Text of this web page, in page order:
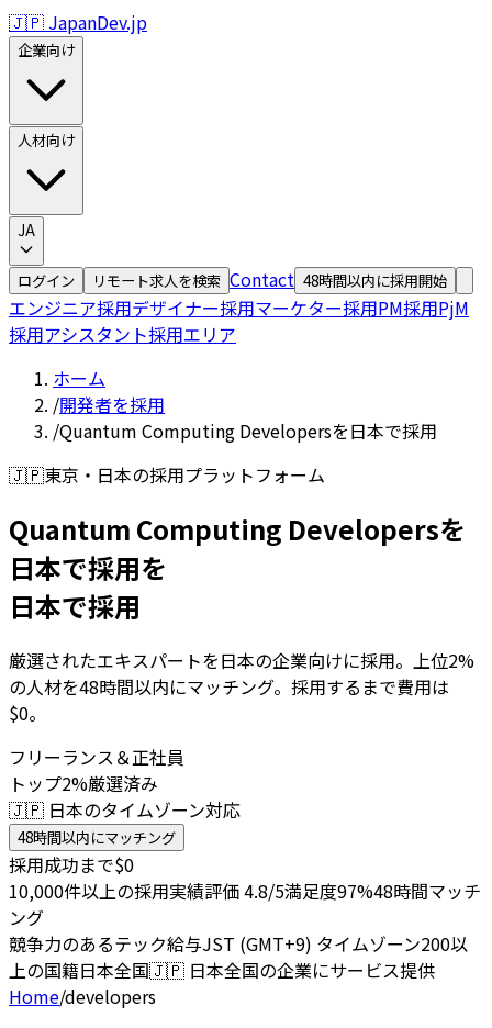
🇯🇵 JapanDev.jp
企業向け
人材向け
JA
ログイン リモート求人を検索 Contact 48時間以内に採用開始
エンジニア採用デザイナー採用マーケター採用PM採用PjM
採用アシスタント採用エリア
ホーム
/開発者を採用
/Quantum Computing Developersを日本で採用
🇯🇵東京・日本の採用プラットフォーム
Quantum Computing Developersを
日本で採用を
日本で採用
厳選されたエキスパートを日本の企業向けに採用。上位2%
の人材を48時間以内にマッチング。採用するまで費用は
$0。
フリーランス＆正社員
トップ2%厳選済み
🇯🇵 日本のタイムゾーン対応
48時間以内にマッチング
採用成功まで$0
10,000件以上の採用実績評価 4.8/5満足度97%48時間マッチ
ング
競争力のあるテック給与JST (GMT+9) タイムゾーン200以
上の国籍日本全国🇯🇵 日本全国の企業にサービス提供
Home/developers